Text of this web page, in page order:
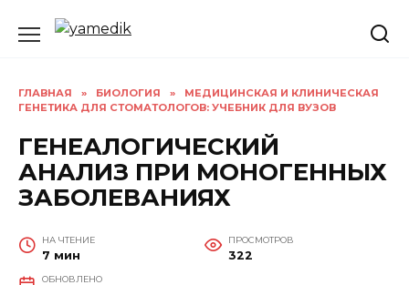
ГЛАВНАЯ » БИОЛОГИЯ »
МЕДИЦИНСКАЯ И КЛИНИЧЕСКАЯ
ГЕНЕТИКА ДЛЯ СТОМАТОЛОГОВ: УЧЕБНИК ДЛЯ ВУЗОВ
ГЕНЕАЛОГИЧЕСКИЙ
АНАЛИЗ ПРИ МОНОГЕННЫХ
ЗАБОЛЕВАНИЯХ
НА ЧТЕНИЕ
7 мин
ПРОСМОТРОВ
322
ОБНОВЛЕНО